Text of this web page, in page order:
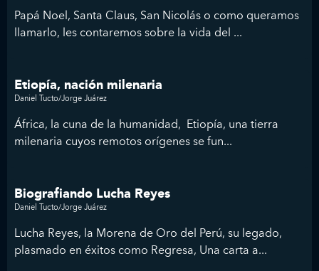
Papá Noel, Santa Claus, San Nicolás o como queramos
llamarlo, les contaremos sobre la vida del ...
Etiopía, nación milenaria
Daniel Tucto/Jorge Juárez
África, la cuna de la humanidad, Etiopía, una tierra
milenaria cuyos remotos orígenes se fun...
Biografiando Lucha Reyes
Daniel Tucto/Jorge Juárez
Lucha Reyes, la Morena de Oro del Perú, su legado,
plasmado en éxitos como Regresa, Una carta a...